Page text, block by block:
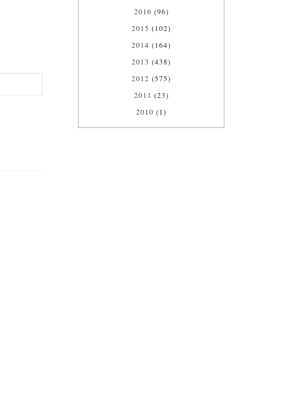
2016 (96)
2015 (102)
2014 (164)
2013 (438)
2012 (575)
2011 (23)
2010 (1)